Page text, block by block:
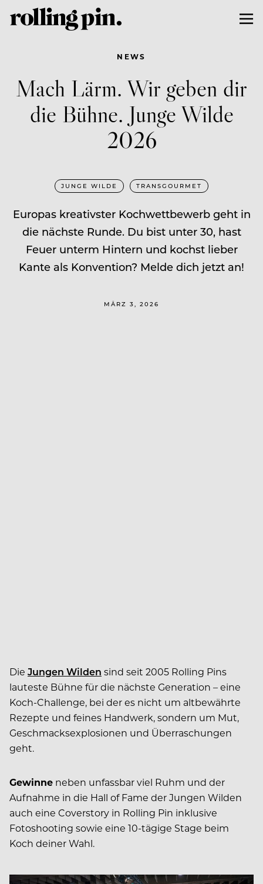
NEWS
Mach Lärm. Wir geben dir
die Bühne. Junge Wilde
2026
JUNGE WILDE TRANSGOURMET
Europas kreativster Kochwettbewerb geht in
die nächste Runde. Du bist unter 30, hast
Feuer unterm Hintern und kochst lieber
Kante als Konvention? Melde dich jetzt an!
MÄRZ 3, 2026
Die Jungen Wilden sind seit 2005 Rolling Pins
lauteste Bühne für die nächste Generation – eine
Koch-Challenge, bei der es nicht um altbewährte
Rezepte und feines Handwerk, sondern um Mut,
Geschmacksexplosionen und Überraschungen
geht.
Gewinne neben unfassbar viel Ruhm und der
Aufnahme in die Hall of Fame der Jungen Wilden
auch eine Coverstory in Rolling Pin inklusive
Fotoshooting sowie eine 10-tägige Stage beim
Koch deiner Wahl.